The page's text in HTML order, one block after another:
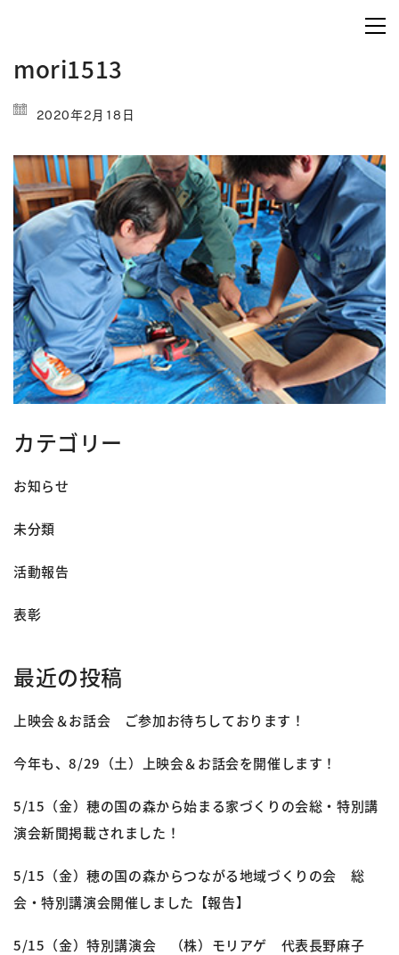
mori1513
2020年2月18日
カテゴリー
お知らせ
未分類
活動報告
表彰
最近の投稿
上映会＆お話会 ご参加お待ちしております！
今年も、8/29（土）上映会＆お話会を開催します！
5/15（金）穂の国の森から始まる家づくりの会総・特別講
演会新聞掲載されました！
5/15（金）穂の国の森からつながる地域づくりの会 総
会・特別講演会開催しました【報告】
5/15（金）特別講演会 （株）モリアゲ 代表長野麻子